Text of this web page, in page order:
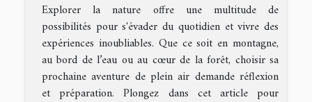
Explorer la nature offre une multitude de
possibilités pour s'évader du quotidien et vivre des
expériences inoubliables. Que ce soit en montagne,
au bord de l’eau ou au cœur de la forêt, choisir sa
prochaine aventure de plein air demande réflexion
et préparation. Plongez dans cet article pour